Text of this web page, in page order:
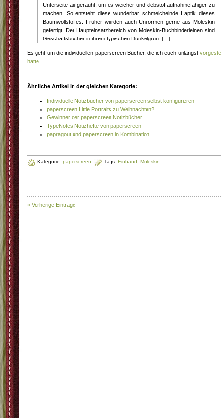
Unterseite aufgerauht, um es weicher und klebstoffaufnahmefähiger zu
machen. So entsteht diese wunderbar schmeichelnde Haptik dieses
Baumwollstoffes. Früher wurden auch Uniformen gerne aus Moleskin
gefertigt. Der Haupteinsatzbereich von Moleskin-Buchbinderleinen sind
Geschäftsbücher in ihrem typischen Dunkelgrün. […]
Es geht um die individuellen paperscreen Bücher, die ich euch unlängst
hatte
Ähnliche Artikel in der gleichen Kategorie:
Individuelle Notizbücher von paperscreen selbst konfigurieren
paperscreen Little Portraits zu Weihnachten?
Gewinner der paperscreen Notizbücher
TypeNotes Notizhefte von paperscreen
papragout und paperscreen in Kombination
Kategorie: paperscreen Tags: Einband Moleskin
« Vorherige Einträge